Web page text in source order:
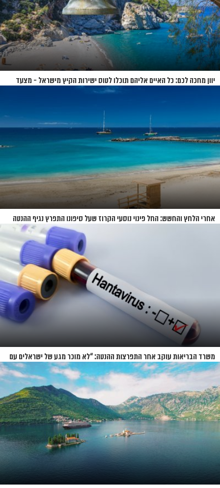
יוון מחכה לכם: כל האיים אליהם תוכלו לטוס ישירות הקיץ מישראל - מצעד
אחרי הלחץ והחשש: החל פינוי נוסעי הקרוז שעל סיפונו התפרץ נגיף ההנטה
משרד הבריאות עוקב אחר התפרצות ההנטה: “לא מוכר מגע של ישראלים עם
החולים”